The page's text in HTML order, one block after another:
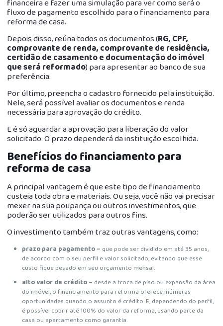
financeira e fazer uma simulação para ver como será o
fluxo de pagamento escolhido para o financiamento para
reforma de casa.
Depois disso, reúna todos os documentos (RG, CPF,
comprovante de renda, comprovante de residência,
certidão de casamento e documentação do imóvel
que será reformado) para apresentar ao banco de sua
preferência.
Por último, preencha o cadastro fornecido pela instituição.
Nele, será possível avaliar os documentos e renda
necessária para aprovação do crédito.
E é só aguardar a aprovação para liberação do valor
solicitado. O prazo dependerá da instituição escolhida.
Benefícios do financiamento para
reforma de casa
A principal vantagem é que este tipo de financiamento
custeia toda obra e materiais. Ou seja, você não vai precisar
mexer na sua poupança ou outros investimentos, que
poderão ser utilizados para outros fins.
O investimento também traz outras vantagens, como:
prazo para pagamento – que pode ser dividido em até 35 anos,
de acordo com o seu perfil e valor solicitado, evitando que esse
custo fique pesado em seu orçamento mensal.
alto valor de crédito – desde a troca de piso ou expansão da área
do imóvel, o financiamento para reforma oferece inúmeras
oportunidades quando o assunto é crédito. E, dependendo do perfil,
é possível cobrir até 100% do valor da reforma, usando parte da
casa ou apartamento como garantia.